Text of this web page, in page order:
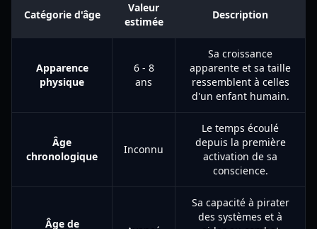
Catégorie d'âge
Valeur
estimée
Description
Apparence
physique
6 - 8
ans
Sa croissance
apparente et sa taille
ressemblent à celles
d'un enfant humain.
Âge
chronologique
Inconnu
Le temps écoulé
depuis la première
activation de sa
conscience.
Âge de
Sa capacité à pirater
des systèmes et à